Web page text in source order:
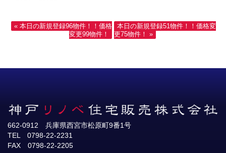
« 本日の新規登録96物件！！価格
変更99物件！
本日の新規登録51物件！！価格変
更75物件！ »
662-0912 兵庫県西宮市松原町9番1号
TEL 0798-22-2231
FAX 0798-22-2205